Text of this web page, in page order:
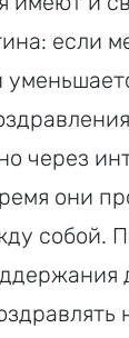
если
через
они
собой.